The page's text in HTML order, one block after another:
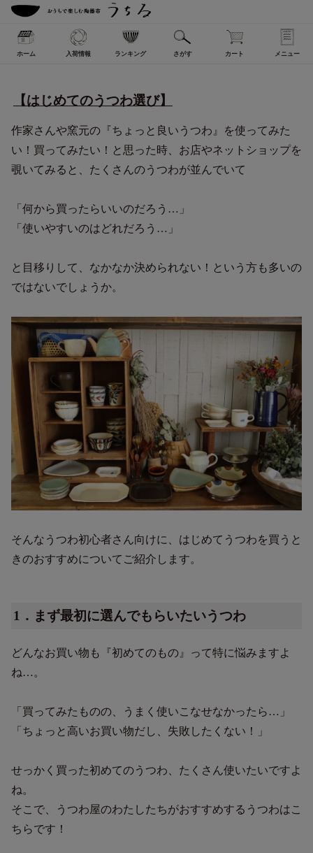
ホーム 入荷情報 ランキング さがす カート メニュー
【はじめてのうつわ選び】
作家さんや窯元の『ちょっと良いうつわ』を使ってみた
い！買ってみたい！と思った時、お店やネットショップを
覗いてみると、たくさんのうつわが並んでいて
「何から買ったらいいのだろう…」
「使いやすいのはどれだろう…」
と目移りして、なかなか決められない！という方も多いの
ではないでしょうか。
そんなうつわ初心者さん向けに、はじめてうつわを買うと
きのおすすめについてご紹介します。
1．まず最初に選んでもらいたいうつわ
どんなお買い物も『初めてのもの』って特に悩みますよ
ね…。
「買ってみたものの、うまく使いこなせなかったら…」
「ちょっと高いお買い物だし、失敗したくない！」
せっかく買った初めてのうつわ、たくさん使いたいですよ
ね。
そこで、うつわ屋のわたしたちがおすすめするうつわはこ
ちらです！